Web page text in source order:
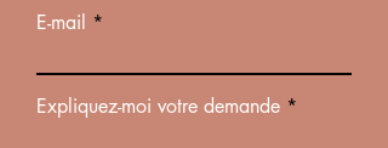
E-mail
Expliquez-moi votre demande